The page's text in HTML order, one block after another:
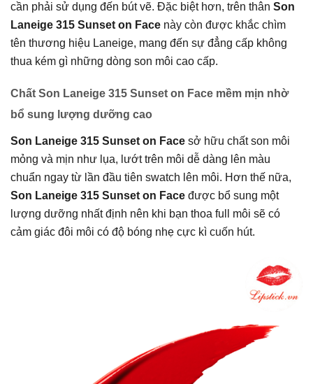
cần phải sử dụng đến bút vẽ. Đặc biệt hơn, trên thân Son
Laneige 315 Sunset on Face này còn được khắc chìm
tên thương hiệu Laneige, mang đến sự đẳng cấp không
thua kém gì những dòng son môi cao cấp.
Chất Son Laneige 315 Sunset on Face mềm mịn nhờ
bổ sung lượng dưỡng cao
Son Laneige 315 Sunset on Face sở hữu chất son môi
mỏng và mịn như lụa, lướt trên môi dễ dàng lên màu
chuẩn ngay từ lần đầu tiên swatch lên môi. Hơn thế nữa,
Son Laneige 315 Sunset on Face được bổ sung một
lượng dưỡng nhất định nên khi bạn thoa full môi sẽ có
cảm giác đôi môi có độ bóng nhẹ cực kì cuốn hút.